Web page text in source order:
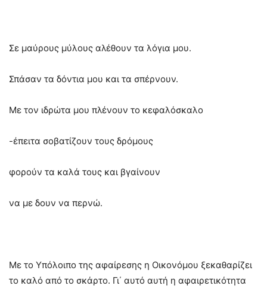
Σε μαύρους μύλους αλέθουν τα λόγια μου.
Σπάσαν τα δόντια μου και τα σπέρνουν.
Με τον ιδρώτα μου πλένουν το κεφαλόσκαλο
-έπειτα σοβατίζουν τους δρόμους
φορούν τα καλά τους και βγαίνουν
να με δουν να περνώ.
Με το Υπόλοιπο της αφαίρεσης η Οικονόμου ξεκαθαρίζει
το καλό από το σκάρτο. Γι΄ αυτό αυτή η αφαιρετικότητα